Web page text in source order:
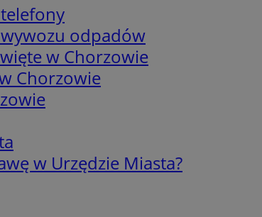
odpadów
w Chorzowie
Chorzowie
w Urzędzie Miasta?